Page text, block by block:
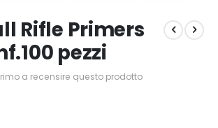
Rifle Primers
pezzi
a recensire questo prodotto